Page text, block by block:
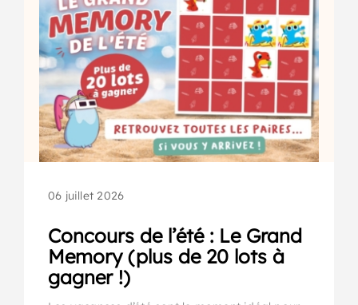
06 juillet 2026
Concours de l’été : Le Grand
Memory (plus de 20 lots à
gagner !)